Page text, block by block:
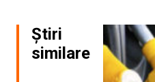
Știri
similare